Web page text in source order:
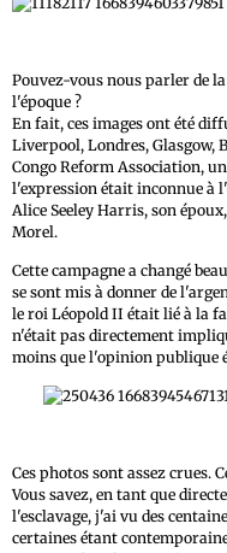
Pouvez-vous nous parler de
l'époque ?
En fait, ces images ont été
Liverpool, Londres, Glasgow,
Congo Reform Association,
l'expression était inconnue à
Alice Seeley Harris, son
Morel.
Cette campagne a changé
se sont mis à donner de
le roi Léopold II était lié à la
n'était pas directement
moins que l'opinion publique
Ces photos sont assez crues.
Vous savez, en tant que
l'esclavage, j'ai vu des
certaines étant